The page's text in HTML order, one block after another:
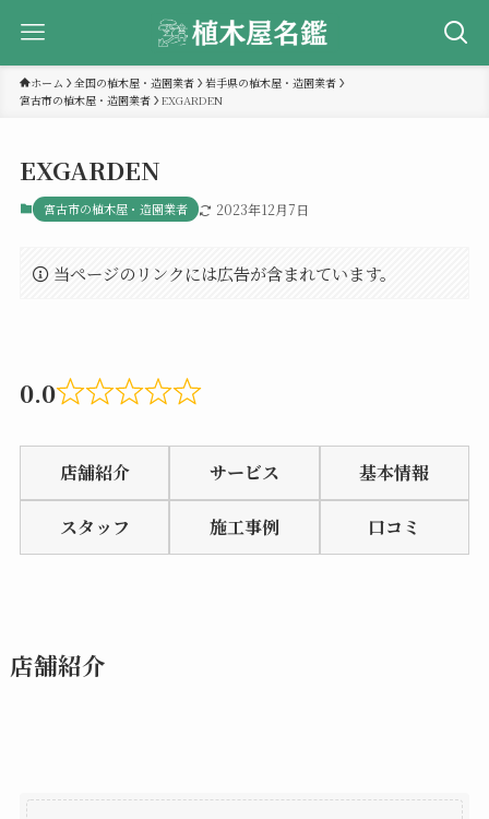
ホーム 全国の植木屋・造園業者
岩手県の植木屋・造園業者
宮古市の植木屋・造園業者
EXGARDEN
EXGARDEN
宮古市の植木屋・造園業者 2023年12月7日
当ページのリンクには広告が含まれています。
0.0
Rated
0.0
out
5
店舗紹介 サービス 基本情報
スタッフ 施工事例 口コミ
店舗紹介